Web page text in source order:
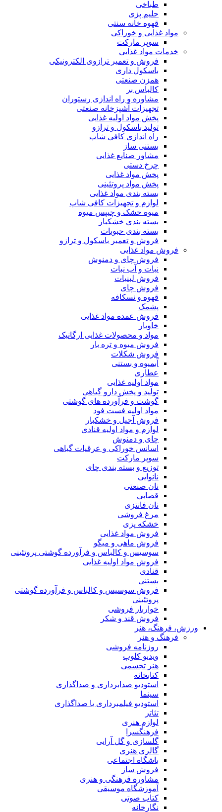
حلیم پزی
قهوه خانه سنتی
مواد غذایی و خوراکی
سوپر مارکت
خدمات مواد غذایی
فروش و تعمیر ترازوی الکترونیکی
باسکول داری
همزن صنعتی
کالباس بر
مشاوره و راه اندازی رستوران
تجهیزات آشپزخانه صنعتی
پخش مواد اولیه غذایی
تولید باسکول و ترازو
راه اندازی کافی شاپ
بستنی ساز
مشاور صنایع غذایی
چرخ دستی
پخش مواد غذایی
پخش مواد پروتئینی
بسته بندی مواد غذایی
لوازم و تجهیزات کافی شاپ
میوه خشک و چیپس میوه
بسته بندی خشکبار
بسته بندی حبوبات
فروش و تعمیر باسکول و ترازو
فروش مواد غذایی
فروش چای و دمنوش
نبات و آب نبات
فروش لبنیات
فروش چای
قهوه و نسکافه
فروش عمده مواد غذایی
مواد و محصولات غذایی ارگانیک
فروش میوه و تره بار
فروش شکلات
آبمیوه و بستنی
مواد اولیه غذایی
تولید و پخش دارو گیاهی
گوشت و فرآورده های گوشتی
مواد اولیه فست فود
فروش آجیل و خشکبار
لوازم و مواد اولیه قنادی
چای و دمنوش
اسانس خوراکی و عرقیات گیاهی
سوپر مارکت
توزیع و بسته بندی چای
نان صنعتی
نان فانتزی
مرغ فروشی
خشکه پزی
فروش مواد غذایی
فروش ماهی و میگو
سوسیس و کالباس و فرآورده گوشتی پروتئینی
فروش مواد اولیه غذایی
فروش سوسیس و کالباس و فرآورده گوشتی
خواربار فروشی
فروش قند و شکر
فرهنگ، هنر
فرهنگ و هنر
روزنامه فروشی
ویدیو کلوپ
هنر تجسمی
استودیو صدابرداری و صداگذاری
استودیو فیلمبرداری یا صداگذاری
لوازم هنری
فرهنگسرا
گلسازی و گل آرایی
گالری هنری
باشگاه اجتماعی
فروش ساز
مشاوره فرهنگی و هنری
آموزشگاه موسیقی
کتاب صوتی